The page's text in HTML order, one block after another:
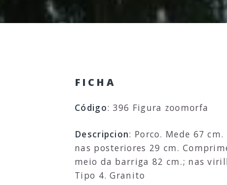
FICHA
Código: 396 Figura zoomorfa
Descripcion: Porco. Mede 67
nas posteriores 29 cm.
meio da barriga 82 cm.; nas
Tipo 4. Granito